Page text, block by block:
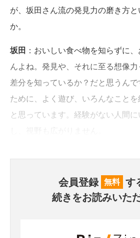
が、坂田さん流の発見力の磨き方
か。
坂田 ：おいしい食べ物を知らずに
んよね。発見や、それに至る想像
差分を知っているか？だと思うん
ために、よく遊び、いろんなこと
と思っています。経験がない人間
会員登録 無料 す
続きをお読みいた